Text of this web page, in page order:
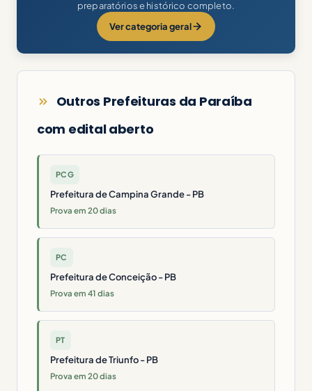
preparatórios e histórico completo.
Ver categoria geral
Outros Prefeituras da Paraíba
com edital aberto
PCG
Prefeitura de Campina Grande - PB
Prova em 20 dias
PC
Prefeitura de Conceição - PB
Prova em 41 dias
PT
Prefeitura de Triunfo - PB
Prova em 20 dias